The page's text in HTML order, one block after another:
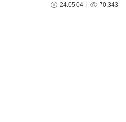
24.05.04 70,343